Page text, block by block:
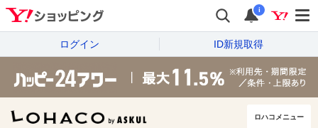
i
ログイン ID新規取得
ロハコメニュー